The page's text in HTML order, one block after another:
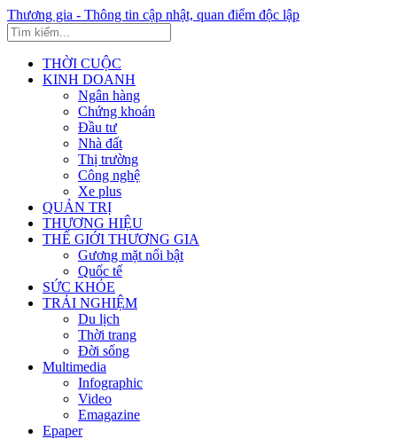
Thương gia - Thông tin cập nhật, quan điểm độc lập
THỜI CUỘC
KINH DOANH
Ngân hàng
Chứng khoán
Đầu tư
Nhà đất
Thị trường
Công nghệ
Xe plus
QUẢN TRỊ
THƯƠNG HIỆU
THẾ GIỚI THƯƠNG GIA
Gương mặt nổi bật
Quốc tế
SỨC KHỎE
TRẢI NGHIỆM
Du lịch
Thời trang
Đời sống
Multimedia
Infographic
Video
Emagazine
Epaper